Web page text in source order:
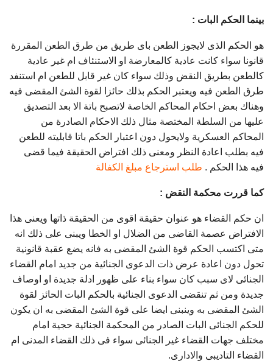
بينما الحكم البات :
هو الحكم الذى لايجوز الطعن باى طريق من طرق الطعن المقررة
قانونا سواء كانت عادية كالمعارضة او الاستنئاف ام غير عادية
كالطعن بطريق النقض وذلك سواء كان غير قابل للطعن ام استنفد
طرق الطعن فيه ويعتبر الحكم بذلك حائزا لقوة الشئ المقضى فيه
وهناك بعض احكام المحاكم الخاصة لاتصبح باتة الا بعد التصديق
عليها من السلطة المختصة مثال ذلك الاحكام الصادرة من
المحاكم العسكرية ولايحول دون اعتبار الحكم باتا قابليته للطعن
فيه بطلب اعادة النظر ومعنى ذلك افتراض الحقيقة فيما قضى
فيه هذا الحكم . طلب استرجاع مبلغ الكفالة
كما قررت محكمة النقض :
ان حكم القضاء هو عنوان حقيقة اقوى من الحقيقة ذاتها ويعنى هذا
الافتراض عصمة القاضى من الضلال او الخطا ويبنى على ذلك انه
متى اكتسب الحكم قوة الشئ المقضى به فانه يضع عقبة قانونية
تحول دون اعادة عرض ذات الدعوى الجنائية من جديد امام القضاء
الجنائى لاى سبب كان سواء بناء على ظهور ادلة جديدة او اوصاف
جديدة ومن ثم تنقضى الدعوى الجنائية بالحكم البات الحائز لقوة
الشئ المقضى به وينبنى ايضا على قوة الشئ المقضى به ان يكون
للحكم الجنائى البات الصادر من المحكمة الجنائية حجية امام
مختلف جهات القضاء غير الجنائى سواء فى ذلك القضاء المدنى ام
القضاء التاديبى والادارى.